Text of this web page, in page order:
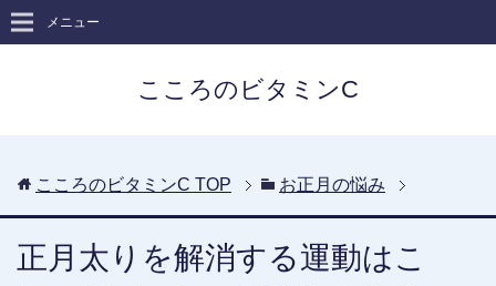
こころのビタミンC
メニュー
こころのビタミンC TOP お正月の悩み
正月太りを解消する運動はこ